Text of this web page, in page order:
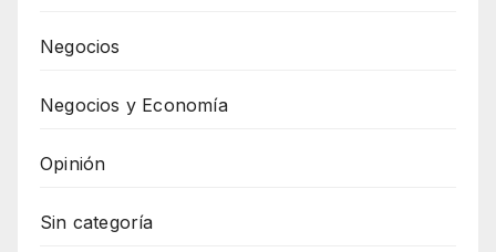
Negocios
Negocios y Economía
Opinión
Sin categoría